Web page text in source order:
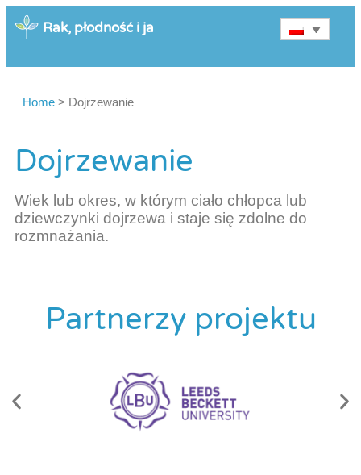
Rak, płodność i ja
Home > Dojrzewanie
Dojrzewanie
Wiek lub okres, w którym ciało chłopca lub
dziewczynki dojrzewa i staje się zdolne do
rozmnażania.
Partnerzy projektu